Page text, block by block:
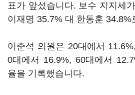
표가 앞섰습니다. 보수 지지세
이재명 35.7% 대 한동훈 34.8%
이준석 의원은 20대에서
0대에서 16.9%, 60대에서
율을 기록했습니다.